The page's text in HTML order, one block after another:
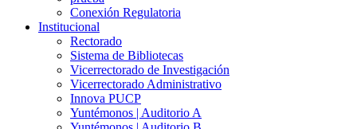
Conexión Regulatoria
Institucional
Rectorado
Sistema de Bibliotecas
Vicerrectorado de Investigación
Vicerrectorado Administrativo
Innova PUCP
Yuntémonos | Auditorio A